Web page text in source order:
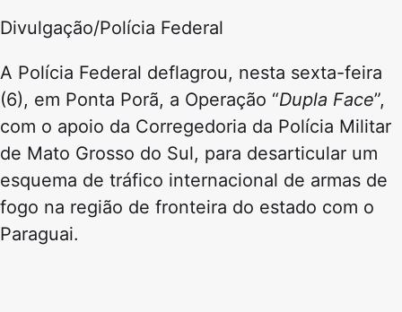
Divulgação/Polícia Federal
A Polícia Federal deflagrou, nesta sexta-feira
(6), em Ponta Porã, a Operação “Dupla Face”,
com o apoio da Corregedoria da Polícia Militar
de Mato Grosso do Sul, para desarticular um
esquema de tráfico internacional de armas de
fogo na região de fronteira do estado com o
Paraguai.